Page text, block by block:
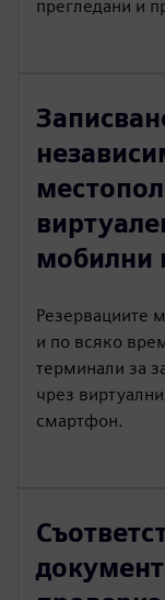
прегледани и
мобилни
Резервациите
и по всяко
терминали за
чрез
смартфон.